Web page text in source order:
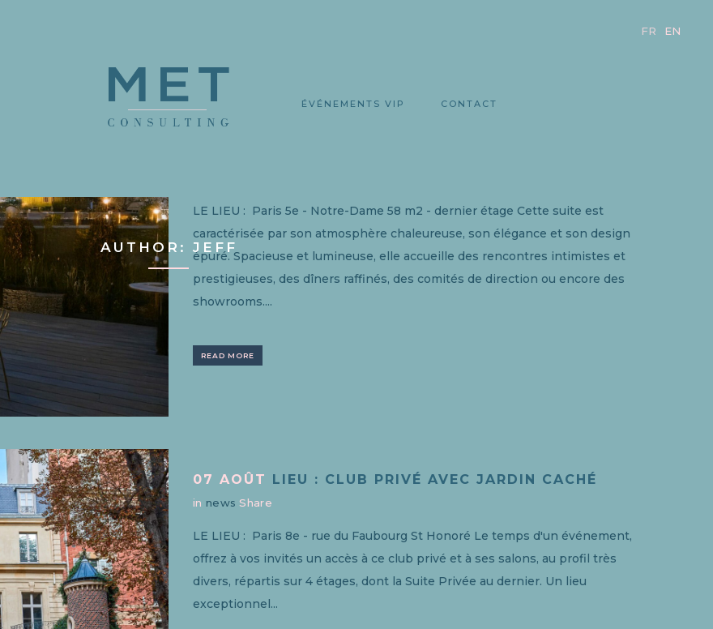
FR EN
ÉVÉNEMENTS VIP CONTACT
AUTHOR: JEFF
07 AOÛT
LE LIEU : Paris 5e - Notre-Dame 58 m2 - dernier étage Cette suite est
caractérisée par son atmosphère chaleureuse, son élégance et son design
épuré. Spacieuse et lumineuse, elle accueille des rencontres intimistes et
prestigieuses, des dîners raffinés, des comités de direction ou encore des
showrooms....
READ MORE
07 AOÛT LIEU : CLUB PRIVÉ AVEC JARDIN CACHÉ
in news Share
LE LIEU : Paris 8e - rue du Faubourg St Honoré Le temps d'un événement,
offrez à vos invités un accès à ce club privé et à ses salons, au profil très
divers, répartis sur 4 étages, dont la Suite Privée au dernier. Un lieu
exceptionnel...